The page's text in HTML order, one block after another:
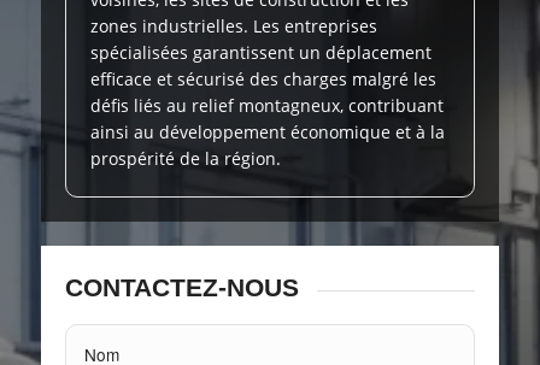
zones industrielles. Les entreprises
spécialisées garantissent un déplacement
efficace et sécurisé des charges malgré les
défis liés au relief montagneux, contribuant
ainsi au développement économique et à la
prospérité de la région.
CONTACTEZ-NOUS